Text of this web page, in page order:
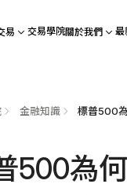
易 交易學院關於我們 最
金融知識 標普500
500為